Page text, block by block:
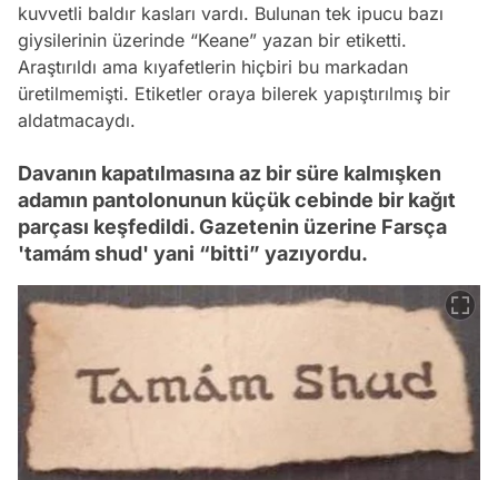
kuvvetli baldır kasları vardı. Bulunan tek ipucu bazı
giysilerinin üzerinde “Keane” yazan bir etiketti.
Araştırıldı ama kıyafetlerin hiçbiri bu markadan
üretilmemişti. Etiketler oraya bilerek yapıştırılmış bir
aldatmacaydı.
Davanın kapatılmasına az bir süre kalmışken
adamın pantolonunun küçük cebinde bir kağıt
parçası keşfedildi. Gazetenin üzerine Farsça
'tamám shud' yani “bitti” yazıyordu.